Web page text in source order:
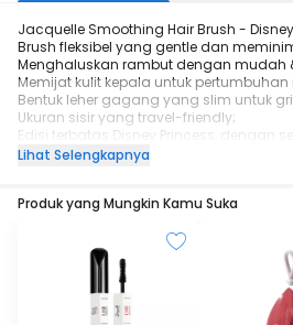
Jacquelle Smoothing Hair Brush -
Brush fleksibel yang gentle dan
Menghaluskan rambut dengan mudah
Memijat kulit kepala untuk
Bentuk leher gagang yang slim untuk
Ukuran sisir yang travel-friendly;
Edisi terbatas Disney Princess, dengan
sisir yang tepat itu penting, COBALAH!
Rambutmu adalah mahkotamu, jadi
Tersedia dalam 4 varian:
Disney Princess Ariel;
Lihat Selengkapnya
Produk yang Mungkin Kamu Suka